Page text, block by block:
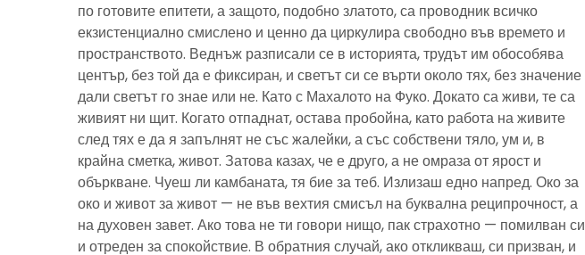
по готовите епитети, а защото, подобно златото, са проводник всичко
екзистенциално смислено и ценно да циркулира свободно във времето и
пространството. Веднъж разписали се в историята, трудът им обособява
център, без той да е фиксиран, и светът си се върти около тях, без значение
дали светът го знае или не. Като с Махалото на Фуко. Докато са живи, те са
живият ни щит. Когато отпаднат, остава пробойна, като работа на живите
след тях е да я запълнят не със жалейки, а със собствени тяло, ум и, в
крайна сметка, живот. Затова казах, че е друго, а не омраза от ярост и
объркване. Чуеш ли камбаната, тя бие за теб. Излизаш едно напред. Око за
око и живот за живот — не във вехтия смисъл на буквална реципрочност, а
на духовен завет. Ако това не ти говори нищо, пак страхотно — помилван си
и отреден за спокойствие. В обратния случай, ако откликваш, си призван, и